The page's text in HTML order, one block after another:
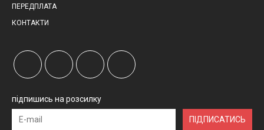
ПЕРЕДПЛАТА
КОНТАКТИ
підпишись на розсилку
ПІДПИСАТИСЬ